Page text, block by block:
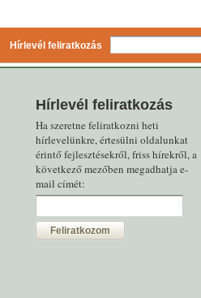
Hírlevél feliratkozás
Hírlevél feliratkozás
Ha szeretne feliratkozni heti
hírlevelünkre, értesülni oldalunkat
érintő fejlesztésekről, friss hírekről, a
következő mezőben megadhatja e-
mail címét:
Feliratkozom